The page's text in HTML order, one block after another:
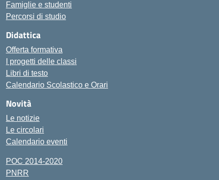
Famiglie e studenti
Percorsi di studio
Didattica
Offerta formativa
I progetti delle classi
Libri di testo
Calendario Scolastico e Orari
Novità
Le notizie
Le circolari
Calendario eventi
POC 2014-2020
PNRR